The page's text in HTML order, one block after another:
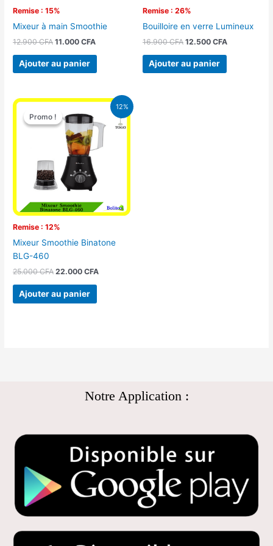
Remise : 15%
Mixeur à main Smoothie
12.900CFA 11.000CFA
Ajouter au panier
Remise : 26%
Bouilloire en verre Lumineux
16.900CFA 12.500 CFA
Ajouter au panier
12%
Promo !
Remise : 12%
Promo !
Mixeur Smoothie Binatone
BLG-460
25.000CFA
Le
prix
initial
était :
25.000 CFA.
22.000CFA
Le
prix
actuel
est :
Ajouter au panier
Notre Application :